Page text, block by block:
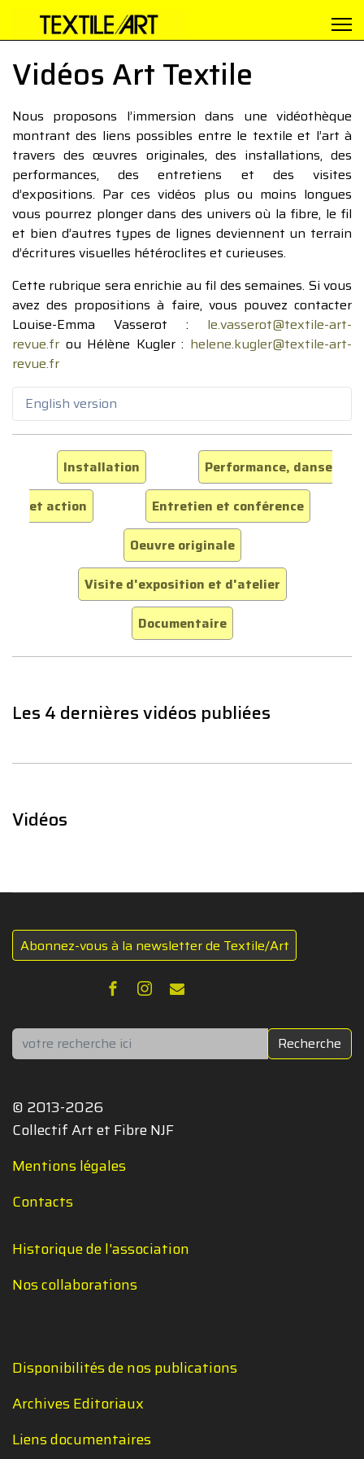
Vidéos Art Textile
Nous proposons l’immersion dans une vidéothèque
montrant des liens possibles entre le textile et l’art à
travers des œuvres originales, des installations, des
performances, des entretiens et des visites
d’expositions. Par ces vidéos plus ou moins longues
vous pourrez plonger dans des univers où la fibre, le fil
et bien d’autres types de lignes deviennent un terrain
d’écritures visuelles hétéroclites et curieuses.
Cette rubrique sera enrichie au fil des semaines. Si vous
avez des propositions à faire, vous pouvez contacter
Louise-Emma Vasserot : le.vasserot@textile-art-
revue.fr ou Hélène Kugler : helene.kugler@textile-art-
revue.fr
English version
Installation
Performance, danse
et action
Entretien et conférence
Oeuvre originale
Visite d'exposition et d'atelier
Documentaire
Les 4 dernières vidéos publiées
Vidéos
Abonnez-vous à la newsletter de Textile/Art
Rechercher Recherche
© 2013-2026
Collectif Art et Fibre NJF
Mentions légales
Contacts
Historique de l'association
Nos collaborations
Disponibilités de nos publications
Archives Editoriaux
Liens documentaires